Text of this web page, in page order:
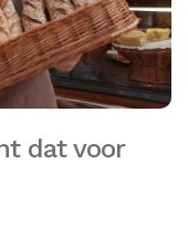
dat voor